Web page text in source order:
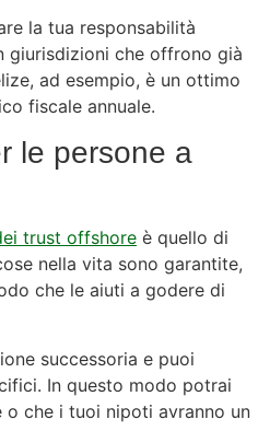
la tua responsabilità
giurisdizioni che offrono già
ad esempio, è un ottimo
fiscale annuale.
le persone a
trust offshore è quello di
nella vita sono garantite,
che le aiuti a godere di
successoria e puoi
In questo modo potrai
che i tuoi nipoti avranno un